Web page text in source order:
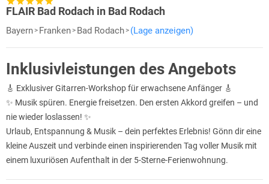
FLAIR Bad Rodach in Bad Rodach
Bayern Franken Bad Rodach (Lage anzeigen)
Inklusivleistungen des Angebots
🎸 Exklusiver Gitarren-Workshop für erwachsene Anfänger 🎸
✨ Musik spüren. Energie freisetzen. Den ersten Akkord greifen – und
nie wieder loslassen! ✨
Urlaub, Entspannung & Musik – dein perfektes Erlebnis! Gönn dir eine
kleine Auszeit und verbinde einen inspirierenden Tag voller Musik mit
einem luxuriösen Aufenthalt in der 5-Sterne-Ferienwohnung.